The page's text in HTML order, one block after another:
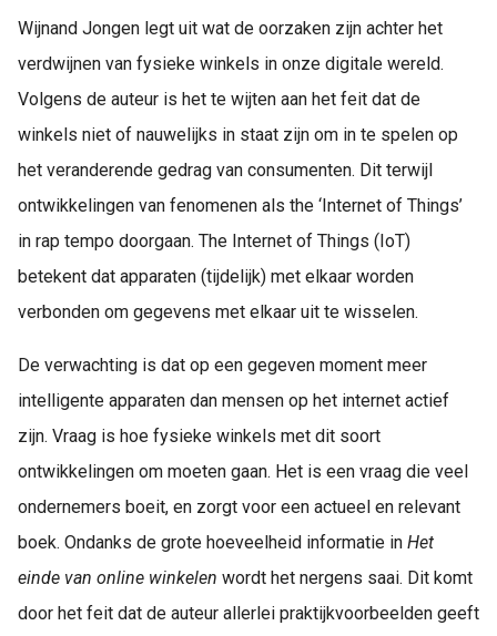
Wijnand Jongen legt uit wat de oorzaken zijn achter het
verdwijnen van fysieke winkels in onze digitale wereld.
Volgens de auteur is het te wijten aan het feit dat de
winkels niet of nauwelijks in staat zijn om in te spelen op
het veranderende gedrag van consumenten. Dit terwijl
ontwikkelingen van fenomenen als the ‘Internet of Things’
in rap tempo doorgaan. The Internet of Things (IoT)
betekent dat apparaten (tijdelijk) met elkaar worden
verbonden om gegevens met elkaar uit te wisselen.
De verwachting is dat op een gegeven moment meer
intelligente apparaten dan mensen op het internet actief
zijn. Vraag is hoe fysieke winkels met dit soort
ontwikkelingen om moeten gaan. Het is een vraag die veel
ondernemers boeit, en zorgt voor een actueel en relevant
boek. Ondanks de grote hoeveelheid informatie in Het
einde van online winkelen wordt het nergens saai. Dit komt
door het feit dat de auteur allerlei praktijkvoorbeelden geeft